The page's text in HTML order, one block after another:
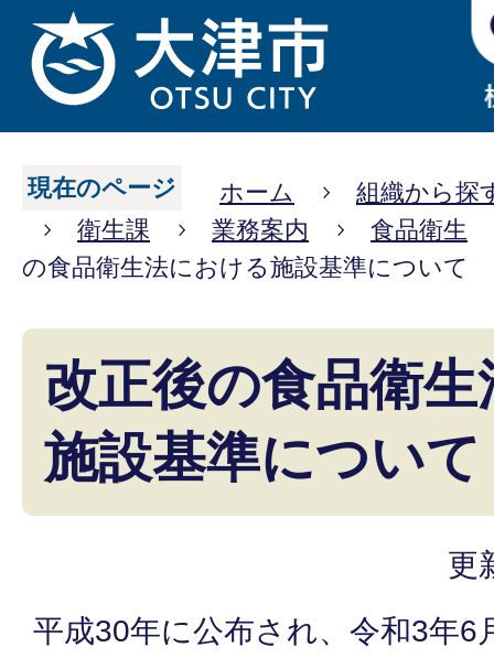
現在のページ ホーム
組織から探
衛生課
業務案内
食品衛生
の食品衛生法における施設基準について
改正後の食品衛
施設基準について
更
平成30年に公布され、令和3年6